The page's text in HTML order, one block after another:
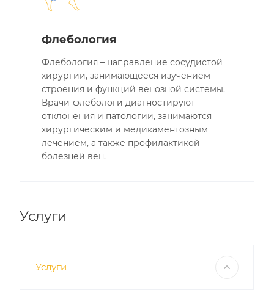
Флебология
Флебология – направление сосудистой
хирургии, занимающееся изучением
строения и функций венозной системы.
Врачи-флебологи диагностируют
отклонения и патологии, занимаются
хирургическим и медикаментозным
лечением, а также профилактикой
болезней вен.
Услуги
Услуги